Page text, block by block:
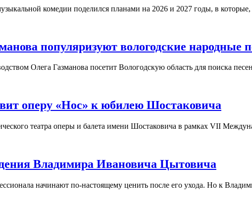
комедии поделился планами на 2026 и 2027 годы, в
популяризуют вологодские народные
Олега Газманова посетит Вологодскую область для поиска
оперу «Нос» к юбилею Шостаковича
театра оперы и балета имени Шостаковича в рамках VII
Владимира Ивановича Цытовича
начинают по-настоящему ценить после его ухода. Но к